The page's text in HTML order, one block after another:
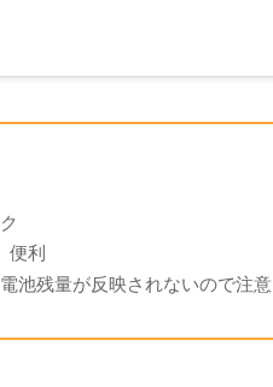
便利
池残量が反映されないので注意